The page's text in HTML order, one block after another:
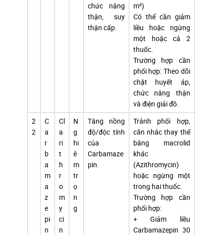
chức năng
thận, suy
thận cấp.
m²)
Có thể cần giảm
liều hoặc ngừng
một hoặc cả 2
thuốc.
Trường hợp cần
phối hợp: Theo dõi
chặt huyết áp,
chức năng thận
và điện giải đồ.
2
2
C
a
r
b
a
m
a
z
e
pi
n
Cl
a
ri
t
h
r
o
m
y
ci
n
N
g
hi
ê
m
tr
ọ
n
g
Tăng nồng
độ/độc tính
của
Carbamaze
pin.
Tránh phối hợp,
cân nhắc thay thế
bằng macrolid
khác
(Azithromycin)
hoặc ngừng một
trong hai thuốc.
Trường hợp cần
phối hợp:
+ Giảm liều
Carbamazepin 30